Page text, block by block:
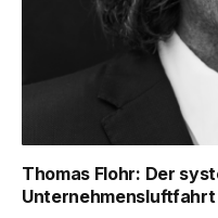
Thomas Flohr: Der
Unternehmensluftfahrt